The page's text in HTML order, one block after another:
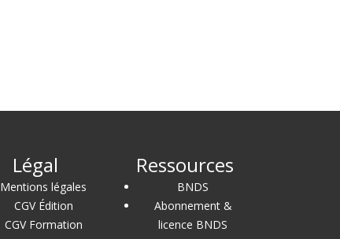
Légal
Mentions légales
CGV Édition
CGV Formation
Ressources
BNDS
Abonnement &
licence BNDS